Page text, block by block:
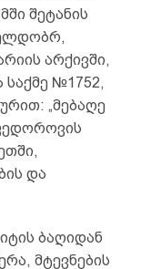
შეტანის
არქივში,
საქმე №1752,
„მებაღე
და
ბაღიდან
მტევნების